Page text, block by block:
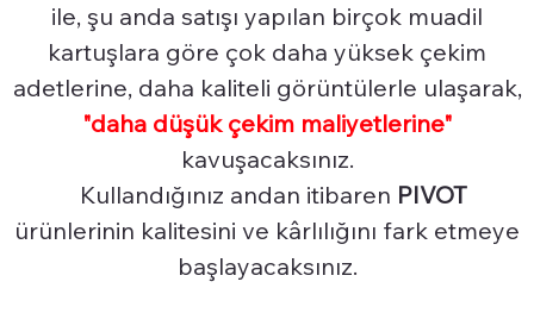
ile, şu anda satışı yapılan birçok muadil
kartuşlara göre çok daha yüksek çekim
adetlerine, daha kaliteli görüntülerle ulaşarak,
"daha düşük çekim maliyetlerine"
kavuşacaksınız.
Kullandığınız andan itibaren PIVOT
ürünlerinin kalitesini ve kârlılığını fark etmeye
başlayacaksınız.